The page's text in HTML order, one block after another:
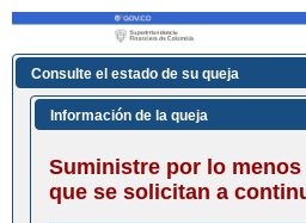
Consulte el estado de su queja
Información de la queja
Suministre por lo
que se solicitan a